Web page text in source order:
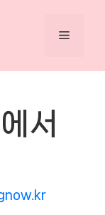
Menu
서